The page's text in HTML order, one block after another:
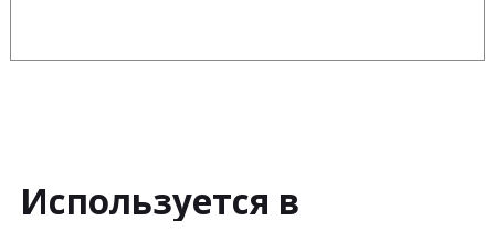
Используется в